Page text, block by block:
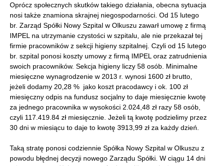
Oprócz społecznych skutków takiego działania, obecna sytuacja
nosi także znamiona skrajnej niegospodarności. Od 15 lutego
br. Zarząd Spółki Nowy Szpital w Olkuszu zawarł umowę z firmą
IMPEL na utrzymanie czystości w szpitalu, ale nie przekazał tej
firmie pracowników z sekcji higieny szpitalnej. Czyli od 15 lutego
br. szpital ponosi koszty umowy z firmą IMPEL oraz zatrudnienia
swoich pracowników. Sekcja higieny liczy 58 osób. Minimalne
miesięczne wynagrodzenie w 2013 r. wynosi 1600 zł brutto,
jeżeli dodamy 20,28 % jako koszt pracodawcy i ok. 100 zł
miesięczny odpis na fundusz socjalny to daje miesięcznie kwotę
za jednego pracownika w wysokości 2.024,48 zł razy 58 osób,
czyli 117.419.84 zł miesięcznie. Jeżeli tą kwotę podzielimy przez
30 dni w miesiącu to daje to kwotę 3913,99 zł za każdy dzień.
Taką stratę ponosi codziennie Spółka Nowy Szpital w Olkuszu z
powodu błędnej decyzji nowego Zarządu Spółki. W ciągu 14 dni